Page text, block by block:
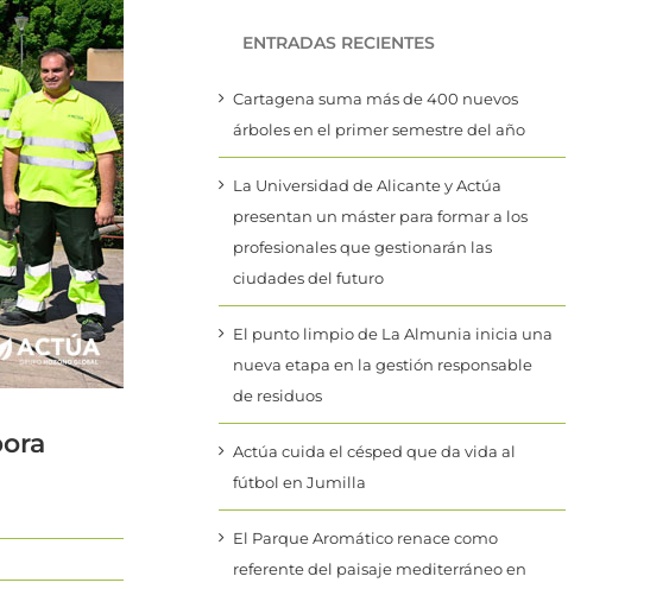
ENTRADAS RECIENTES
Cartagena suma más de 400 nuevos
árboles en el primer semestre del año
La Universidad de Alicante y Actúa
presentan un máster para formar a los
profesionales que gestionarán las
ciudades del futuro
El punto limpio de La Almunia inicia una
nueva etapa en la gestión responsable
de residuos
Actúa cuida el césped que da vida al
fútbol en Jumilla
El Parque Aromático renace como
referente del paisaje mediterráneo en